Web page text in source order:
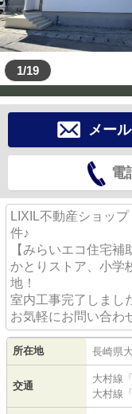
1/19
メー
電
LIXIL不動産ショッ
件♪
【みらいエコ住宅補
かとりストア、小学
地！
室内工事完了しまし
お気軽にお問い合わ
所在地 長崎県
交通
大村線 「
大村線 「